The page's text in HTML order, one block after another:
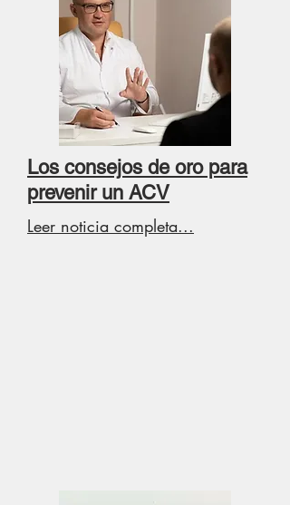
Los consejos de oro para
prevenir un ACV
Leer noticia completa...